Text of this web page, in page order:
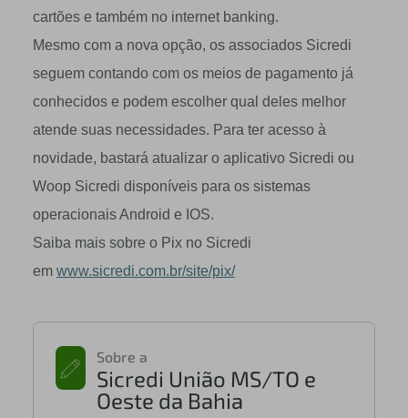
cartões e também no internet banking.
Mesmo com a nova opção, os associados Sicredi
seguem contando com os meios de pagamento já
conhecidos e podem escolher qual deles melhor
atende suas necessidades. Para ter acesso à
novidade, bastará atualizar o aplicativo Sicredi ou
Woop Sicredi disponíveis para os sistemas
operacionais Android e IOS.
Saiba mais sobre o Pix no Sicredi
em www.sicredi.com.br/site/pix/
Sobre a
Sicredi União MS/TO e
Oeste da Bahia